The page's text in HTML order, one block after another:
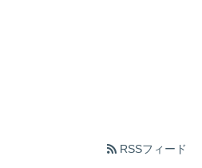
RSSフィード